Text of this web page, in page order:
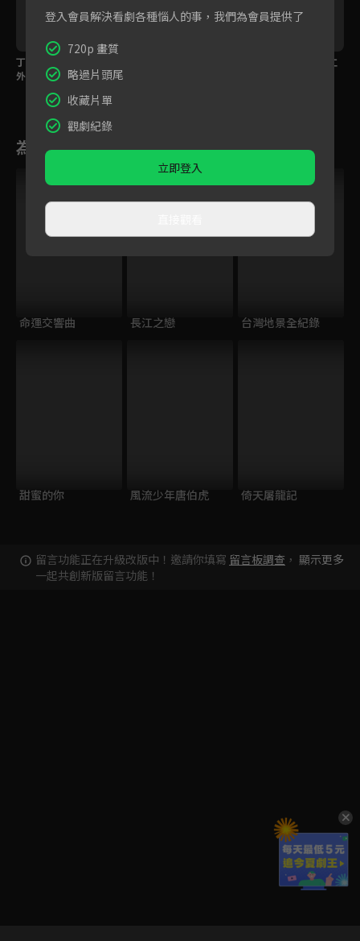
丁澤仁怒吻訴真心，意
外發現妻子離開原因？
瘋子我也喜歡！丁澤仁
為您推薦
命運交響曲 長江之戀 台灣地景全紀錄
甜蜜的你 風流少年唐伯虎 倚天屠龍記
留言功能正在升級改版中！邀請你填寫 留言板調查 ，
一起共創新版留言功能！
顯示更多
登入會員解決看劇各種惱人的事，我們為會員提供了
720p 畫質
略過片頭尾
收藏片單
觀劇紀錄
立即登入